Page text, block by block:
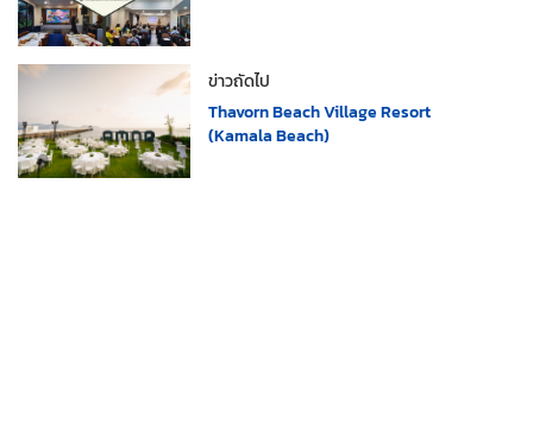
ข่าวถัดไป
Thavorn Beach Village Resort
(Kamala Beach)